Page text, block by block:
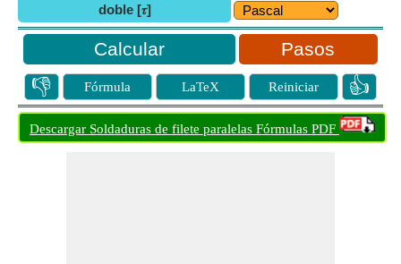
doble [𝜏]
Pasos
👎 Fórmula LaTeX Reiniciar 👍
Descargar Soldaduras de filete paralelas Fórmulas PDF